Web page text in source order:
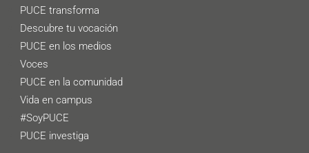
PUCE transforma
Descubre tu vocación
PUCE en los medios
Voces
PUCE en la comunidad
Vida en campus
#SoyPUCE
PUCE investiga